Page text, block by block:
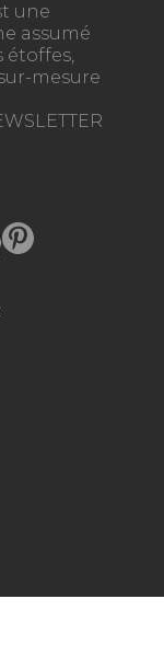
une
assumé
étoffes,
mesure